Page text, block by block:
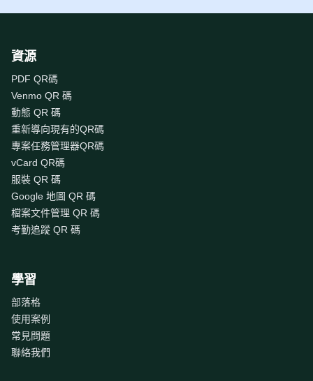
資源
PDF QR碼
Venmo QR 碼
動態 QR 碼
重新導向現有的QR碼
專案任務管理器QR碼
vCard QR碼
服裝 QR 碼
Google 地圖 QR 碼
檔案文件管理 QR 碼
考勤追蹤 QR 碼
學習
部落格
使用案例
常見問題
聯絡我們